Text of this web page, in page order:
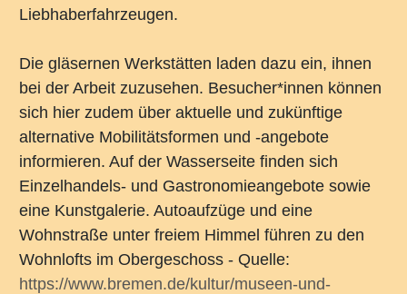
Liebhaberfahrzeugen.
Die gläsernen Werkstätten laden dazu ein, ihnen
bei der Arbeit zuzusehen. Besucher*innen können
sich hier zudem über aktuelle und zukünftige
alternative Mobilitätsformen und -angebote
informieren. Auf der Wasserseite finden sich
Einzelhandels- und Gastronomieangebote sowie
eine Kunstgalerie. Autoaufzüge und eine
Wohnstraße unter freiem Himmel führen zu den
Wohnlofts im Obergeschoss - Quelle:
https://www.bremen.de/kultur/museen-und-